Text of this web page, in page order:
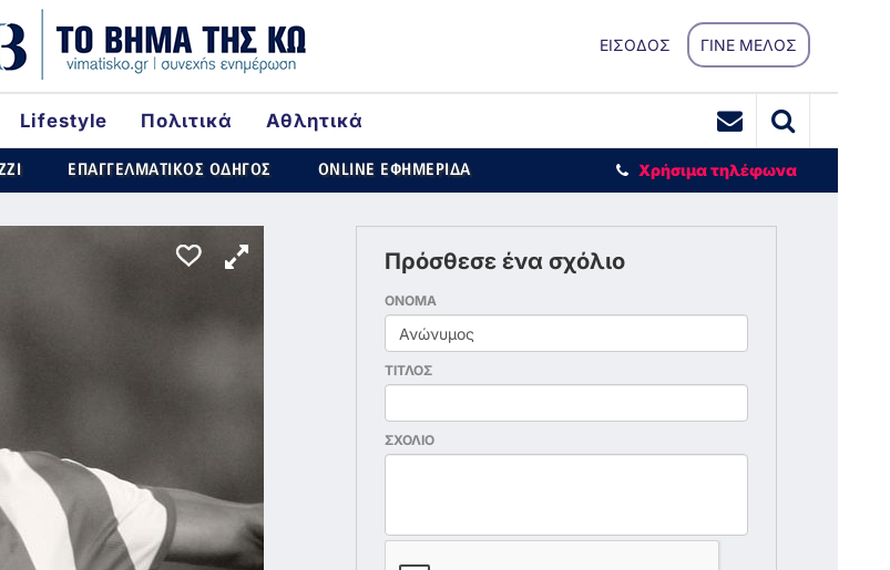
ΕΙΣΟΔΟΣ ΓΙΝΕ ΜΕΛΟΣ
Lifestyle Πολιτικά
Αθλητικά
ΕΠΑΓΓΕΛΜΑΤΙΚΟΣ ΟΔΗΓΟΣ ONLINE ΕΦΗΜΕΡΙΔΑ Χρήσιμα τηλέφωνα
Πρόσθεσε ένα σχόλιο
ΟΝΟΜΑ
ΤΙΤΛΟΣ
ΣΧΟΛΙΟ